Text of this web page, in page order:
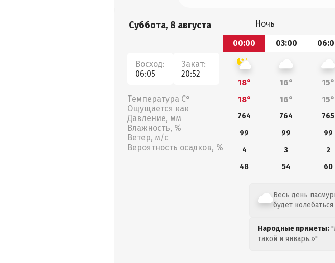
Суббота, 8 августа
Восход:
06:05
Закат:
20:52
Температура С°
Ощущается как
Давление, мм
Влажность, %
Ветер, м/с
Вероятность осадков, %
Ночь
00:00
03:00
18° 16° 15°
18°
16° 15°
764 764 765
99
99 99
4
3 2
48
54 60
Весь день
будет
Народные приметы:
такой и январь.»"